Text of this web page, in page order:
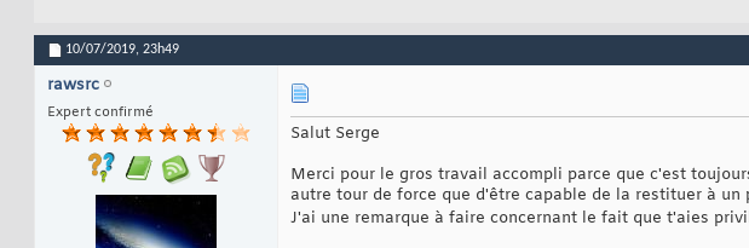
10/07/2019, 23h49
rawsrc
Expert confirmé
Salut Serge
Merci pour le gros travail accompli parce que c'est
autre tour de force que d'être capable de la restituer à
J'ai une remarque à faire concernant le fait que t'aies